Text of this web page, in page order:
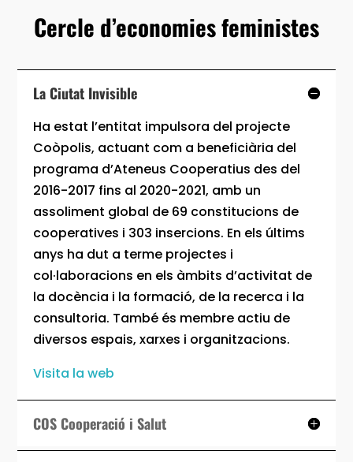
Cercle d’economies feministes
La Ciutat Invisible
Ha estat l’entitat impulsora del projecte
Coòpolis, actuant com a beneficiària del
programa d’Ateneus Cooperatius des del
2016-2017 fins al 2020-2021, amb un
assoliment global de 69 constitucions de
cooperatives i 303 insercions. En els últims
anys ha dut a terme projectes i
col·laboracions en els àmbits d’activitat de
la docència i la formació, de la recerca i la
consultoria. També és membre actiu de
diversos espais, xarxes i organitzacions.
Visita la web
COS Cooperació i Salut